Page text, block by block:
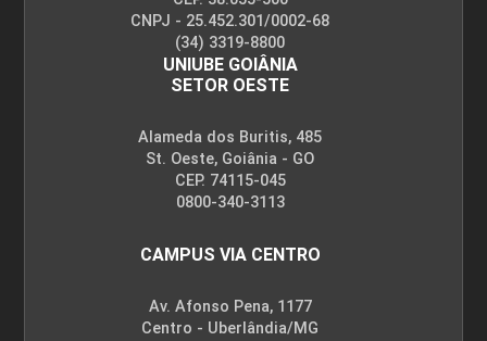
CNPJ - 25.452.301/0002-68
(34) 3319-8800
UNIUBE GOIÂNIA
SETOR OESTE
Alameda dos Buritis, 485
St. Oeste, Goiânia - GO
CEP. 74115-045
0800-340-3113
CAMPUS VIA CENTRO
Av. Afonso Pena, 1177
Centro - Uberlândia/MG